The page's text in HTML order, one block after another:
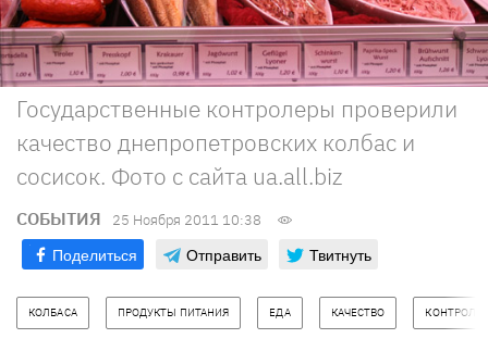
Государственные контролеры проверили
качество днепропетровских колбас и
сосисок. Фото с сайта ua.all.biz
СОБЫТИЯ 25 Ноября 2011 10:38
Поделиться Отправить Твитнуть
КОЛБАСА ПРОДУКТЫ ПИТАНИЯ ЕДА КАЧЕСТВО КОНТРОЛЬ